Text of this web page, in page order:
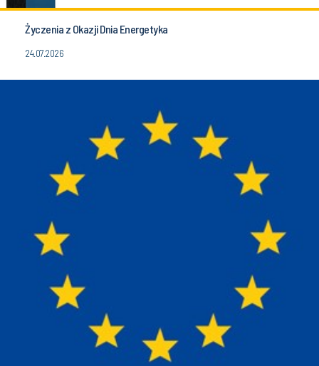
Życzenia z Okazji Dnia Energetyka
24.07.2026